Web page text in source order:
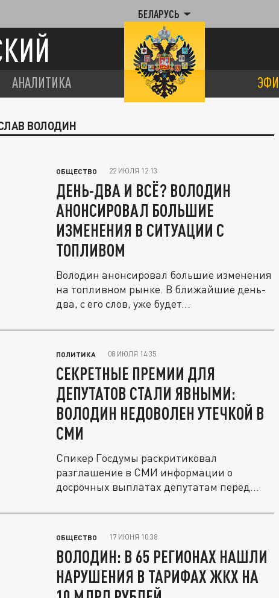
БЕЛАРУСЬ
АНАЛИТИКА
ВОЛОДИН
ОБЩЕСТВО 22 ИЮЛЯ 12:13
ДЕНЬ-ДВА И ВСЁ? ВОЛОДИН
АНОНСИРОВАЛ БОЛЬШИЕ
ИЗМЕНЕНИЯ В СИТУАЦИИ С
ТОПЛИВОМ
Володин анонсировал большие изменения
на топливном рынке. В ближайшие день-
два, с его слов, уже будет...
ПОЛИТИКА 08 ИЮЛЯ 14:35
СЕКРЕТНЫЕ ПРЕМИИ ДЛЯ
ДЕПУТАТОВ СТАЛИ ЯВНЫМИ:
ВОЛОДИН НЕДОВОЛЕН УТЕЧКОЙ В
СМИ
Спикер Госдумы раскритиковал
разглашение в СМИ информации о
досрочных выплатах депутатам перед
ОБЩЕСТВО 17 ИЮНЯ 10:38
ВОЛОДИН: В 65 РЕГИОНАХ НАШЛИ
НАРУШЕНИЯ В ТАРИФАХ ЖКХ НА